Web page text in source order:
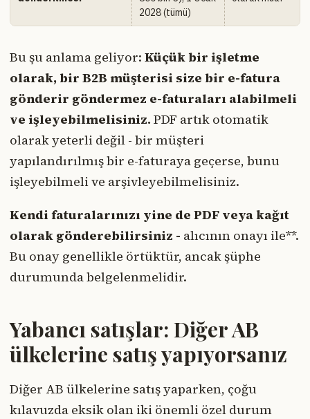
2028 (tümü)
Bu şu anlama geliyor: Küçük bir işletme
olarak, bir B2B müşterisi size bir e-fatura
gönderir göndermez e-faturaları alabilmeli
ve işleyebilmelisiniz. PDF artık otomatik
olarak yeterli değil - bir müşteri
yapılandırılmış bir e-faturaya geçerse, bunu
işleyebilmeli ve arşivleyebilmelisiniz.
Kendi faturalarınızı yine de PDF veya kağıt
olarak gönderebilirsiniz - alıcının onayı ile**.
Bu onay genellikle örtüktür, ancak şüphe
durumunda belgelenmelidir.
Yabancı satışlar: Diğer AB
ülkelerine satış yapıyorsanız
Diğer AB ülkelerine satış yaparken, çoğu
kılavuzda eksik olan iki önemli özel durum